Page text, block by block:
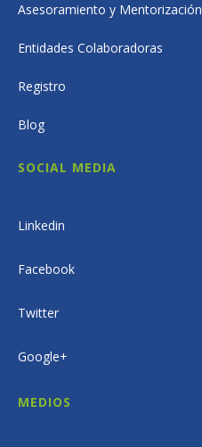
Asesoramiento y Mentorización
Entidades Colaboradoras
Registro
Blog
SOCIAL MEDIA
Linkedin
Facebook
Twitter
Google+
MEDIOS